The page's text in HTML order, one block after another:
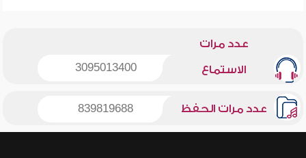
عدد مرات
الاستماع 3095013400
عدد مرات الحفظ 839819688